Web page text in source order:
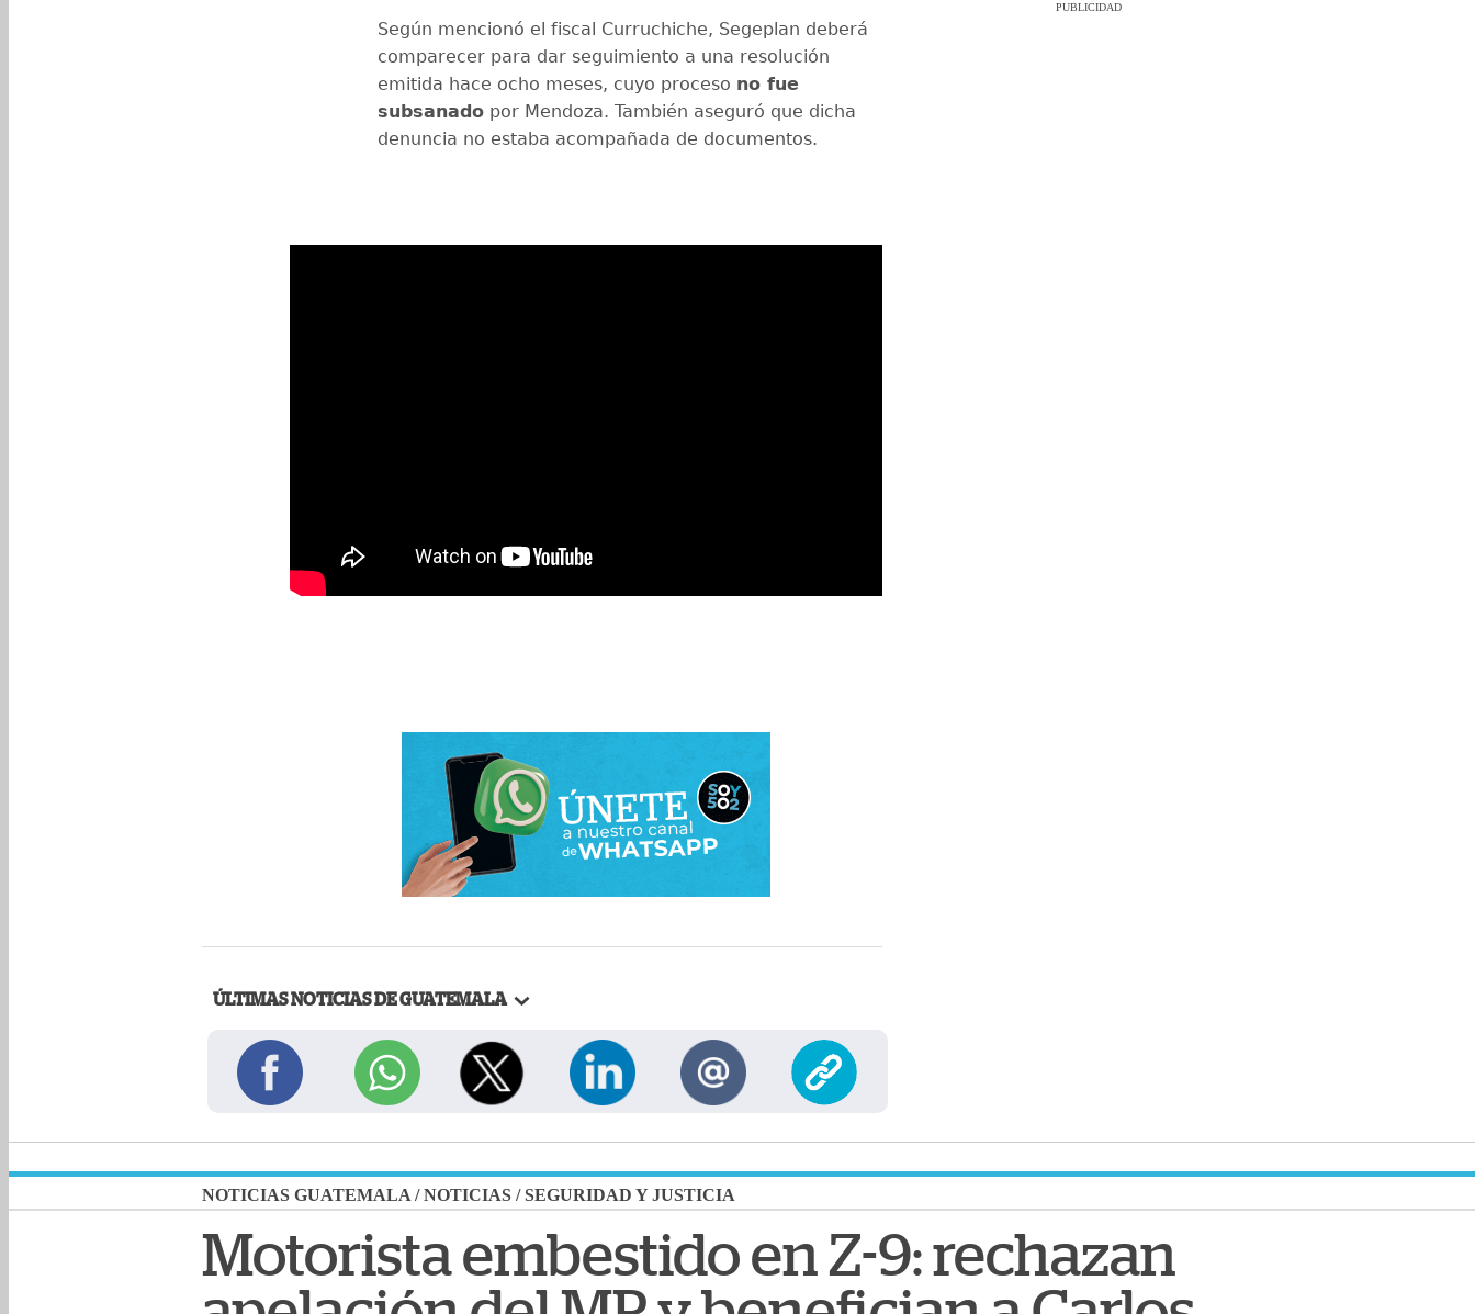
Según mencionó el fiscal Curruchiche, Segeplan deberá
comparecer para dar seguimiento a una resolución
emitida hace ocho meses, cuyo proceso no fue
subsanado por Mendoza. También aseguró que dicha
denuncia no estaba acompañada de documentos.
ÚLTIMAS NOTICIAS DE GUATEMALA
PUBLICIDAD
NOTICIAS GUATEMALA /NOTICIAS /SEGURIDAD Y JUSTICIA
Motorista embestido en Z-9: rechazan